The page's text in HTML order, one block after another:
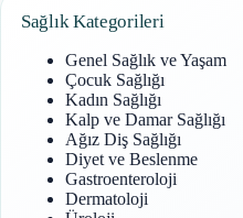
Sağlık Kategorileri
Genel Sağlık ve Yaşam
Çocuk Sağlığı
Kadın Sağlığı
Kalp ve Damar Sağlığı
Ağız Diş Sağlığı
Diyet ve Beslenme
Gastroenteroloji
Dermatoloji